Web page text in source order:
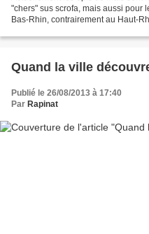
"chers" sus scrofa, mais aussi pour
Bas-Rhin, contrairement au Haut-
Quand la ville
Publié le 26/08/2013 à 17:40
Par Rapinat